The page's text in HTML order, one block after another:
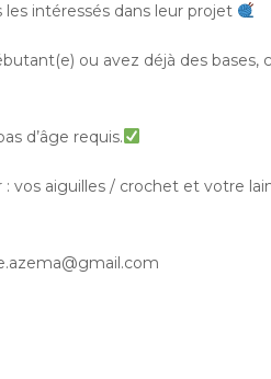
intéressés dans leur projet
ou avez déjà des bases,
d’âge requis.
: vos aiguilles / crochet et votre